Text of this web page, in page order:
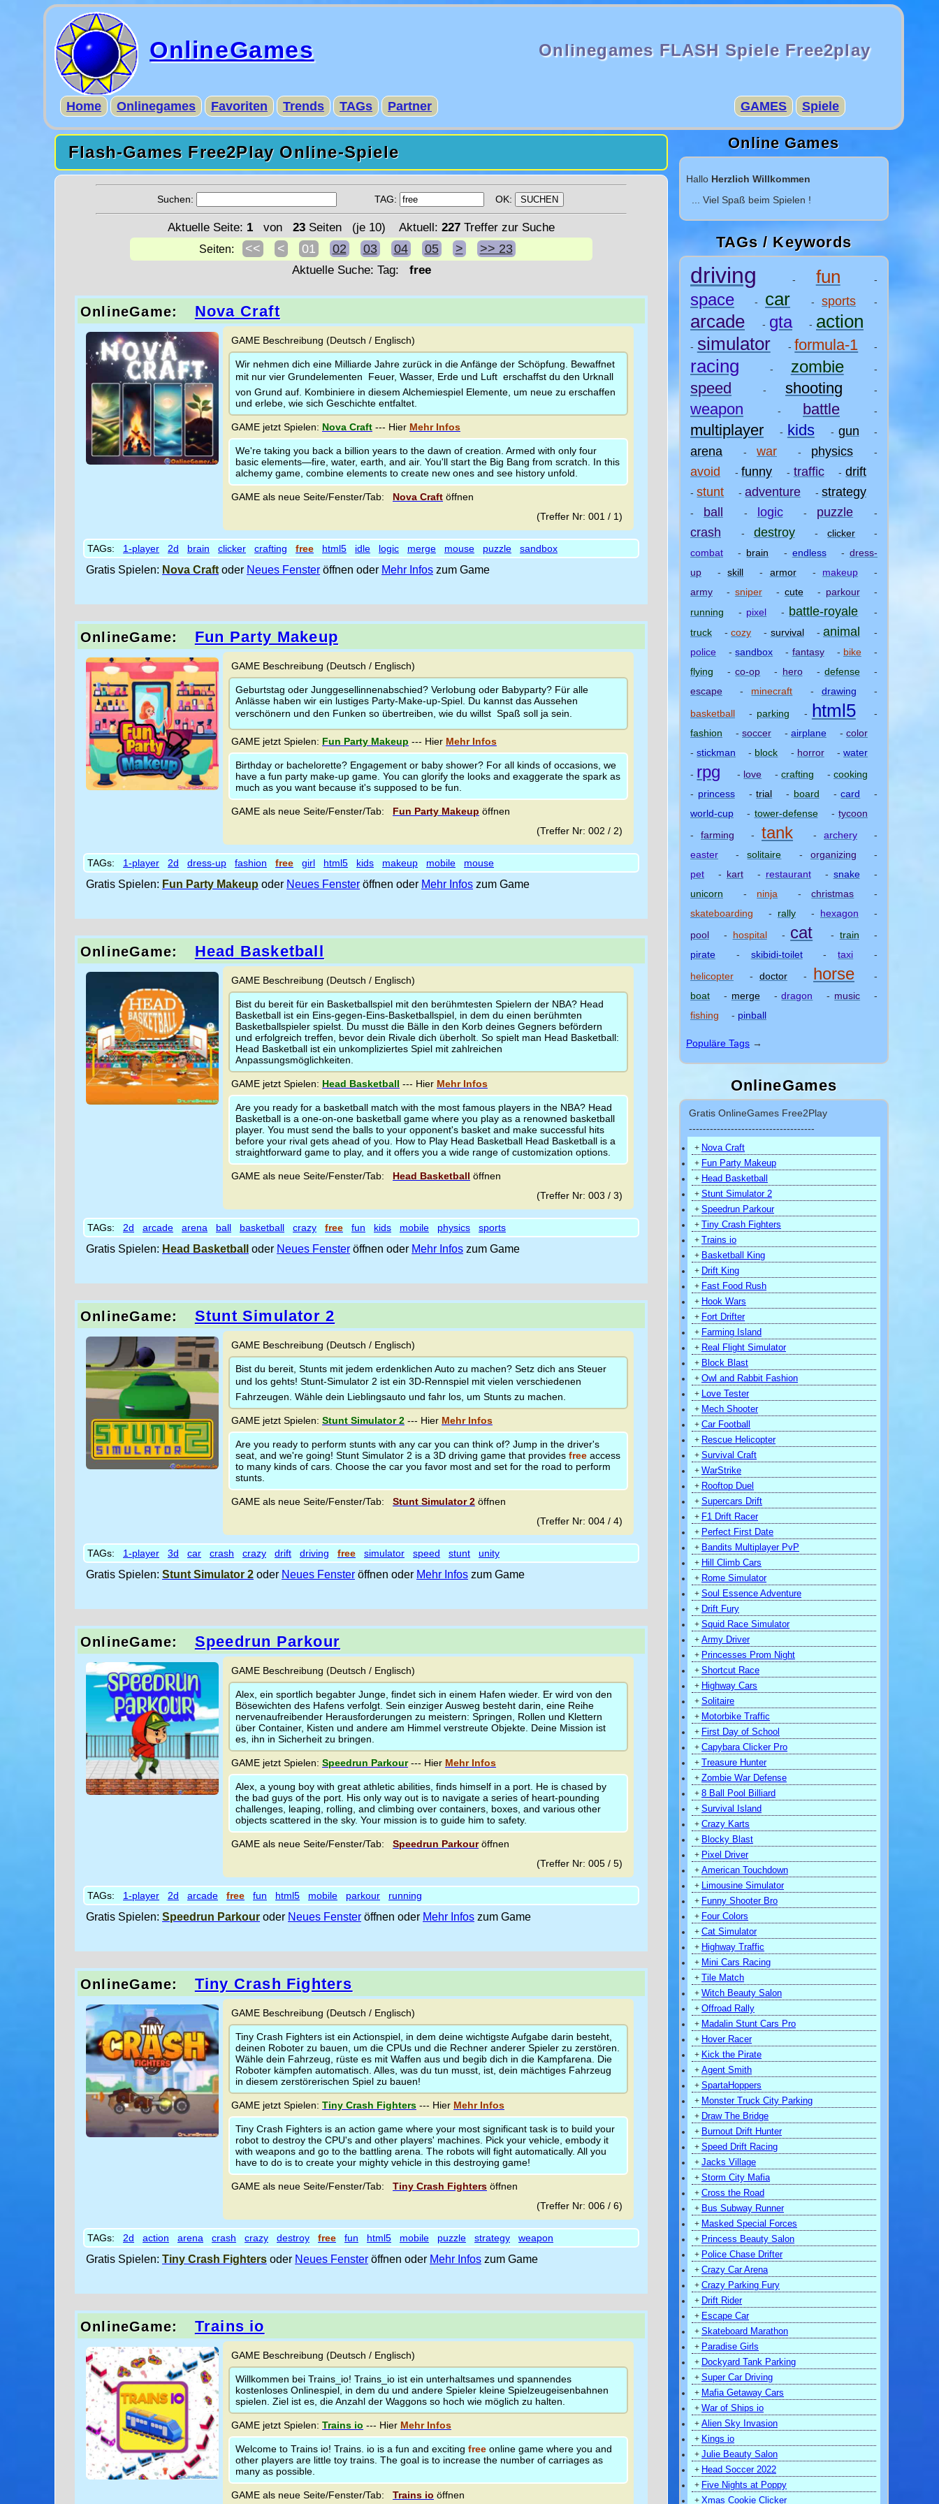
OnlineGames Onlinegames FLASH Spiele Free2play
Home Onlinegames Favoriten Trends TAGs Partner Spiele
GAMES
Flash-Games Free2Play Online-Spiele
Suchen: TAG: OK:
Aktuelle Seite: 1 von 23 Seiten (je 10) Aktuell: 227 Treffer zur Suche
Seiten: << < 01 02 03 04 05 > >> 23
Aktuelle Suche: Tag: free
OnlineGame: Nova Craft
GAME Beschreibung (Deutsch / Englisch)
Wir nehmen dich eine Milliarde Jahre zurück in die Anfänge der Schöpfung. Bewaffnet
mit nur vier Grundelementen  Feuer, Wasser, Erde und Luft  erschaffst du den Urknall
von Grund auf. Kombiniere in diesem Alchemiespiel Elemente, um neue zu erschaffen
und erlebe, wie sich Geschichte entfaltet.
GAME jetzt Spielen: Nova Craft --- Hier Mehr Infos
We're taking you back a billion years to the dawn of creation. Armed with only four
basic elements—fire, water, earth, and air. You'll start the Big Bang from scratch. In this
alchemy game, combine elements to create new ones and see history unfold.
GAME als neue Seite/Fenster/Tab: Nova Craft öffnen
(Treffer Nr: 001 / 1)
TAGs: 1-player 2d brain clicker crafting free html5 idle logic merge mouse puzzle sandbox
Gratis Spielen: Nova Craft oder Neues Fenster öffnen oder Mehr Infos zum Game
OnlineGame: Fun Party Makeup
GAME Beschreibung (Deutsch / Englisch)
Geburtstag oder Junggesellinnenabschied? Verlobung oder Babyparty? Für alle
Anlässe haben wir ein lustiges Party-Make-up-Spiel. Du kannst das Aussehen
verschönern und den Funken so übertreiben, wie du willst  Spaß soll ja sein.
GAME jetzt Spielen: Fun Party Makeup --- Hier Mehr Infos
Birthday or bachelorette? Engagement or baby shower? For all kinds of occasions, we
have a fun party make-up game. You can glorify the looks and exaggerate the spark as
much as you want because it's supposed to be fun.
GAME als neue Seite/Fenster/Tab: Fun Party Makeup öffnen
(Treffer Nr: 002 / 2)
TAGs: 1-player 2d dress-up fashion free girl html5 kids makeup mobile mouse
Gratis Spielen: Fun Party Makeup oder Neues Fenster öffnen oder Mehr Infos zum Game
OnlineGame: Head Basketball
GAME Beschreibung (Deutsch / Englisch)
Bist du bereit für ein Basketballspiel mit den berühmtesten Spielern der NBA? Head
Basketball ist ein Eins-gegen-Eins-Basketballspiel, in dem du einen berühmten
Basketballspieler spielst. Du musst die Bälle in den Korb deines Gegners befördern
und erfolgreich treffen, bevor dein Rivale dich überholt. So spielt man Head Basketball:
Head Basketball ist ein unkompliziertes Spiel mit zahlreichen
Anpassungsmöglichkeiten.
GAME jetzt Spielen: Head Basketball --- Hier Mehr Infos
Are you ready for a basketball match with the most famous players in the NBA? Head
Basketball is a one-on-one basketball game where you play as a renowned basketball
player. You must send the balls to your opponent's basket and make successful hits
before your rival gets ahead of you. How to Play Head Basketball Head Basketball is a
straightforward game to play, and it offers you a wide range of customization options.
GAME als neue Seite/Fenster/Tab: Head Basketball öffnen
(Treffer Nr: 003 / 3)
TAGs: 2d arcade arena ball basketball crazy free fun kids mobile physics sports
Gratis Spielen: Head Basketball oder Neues Fenster öffnen oder Mehr Infos zum Game
OnlineGame: Stunt Simulator 2
GAME Beschreibung (Deutsch / Englisch)
Bist du bereit, Stunts mit jedem erdenklichen Auto zu machen? Setz dich ans Steuer
und los gehts! Stunt-Simulator 2 ist ein 3D-Rennspiel mit vielen verschiedenen
Fahrzeugen. Wähle dein Lieblingsauto und fahr los, um Stunts zu machen.
GAME jetzt Spielen: Stunt Simulator 2 --- Hier Mehr Infos
Are you ready to perform stunts with any car you can think of? Jump in the driver's
seat, and we're going! Stunt Simulator 2 is a 3D driving game that provides free access
to many kinds of cars. Choose the car you favor most and set for the road to perform
stunts.
GAME als neue Seite/Fenster/Tab: Stunt Simulator 2 öffnen
(Treffer Nr: 004 / 4)
TAGs: 1-player 3d car crash crazy drift driving free simulator speed stunt unity
Gratis Spielen: Stunt Simulator 2 oder Neues Fenster öffnen oder Mehr Infos zum Game
OnlineGame: Speedrun Parkour
GAME Beschreibung (Deutsch / Englisch)
Alex, ein sportlich begabter Junge, findet sich in einem Hafen wieder. Er wird von den
Bösewichten des Hafens verfolgt. Sein einziger Ausweg besteht darin, eine Reihe
nervenaufreibender Herausforderungen zu meistern: Springen, Rollen und Klettern
über Container, Kisten und andere am Himmel verstreute Objekte. Deine Mission ist
es, ihn in Sicherheit zu bringen.
GAME jetzt Spielen: Speedrun Parkour--- Hier Mehr Infos
Alex, a young boy with great athletic abilities, finds himself in a port. He is chased by
the bad guys of the port. His only way out is to navigate a series of heart-pounding
challenges, leaping, rolling, and climbing over containers, boxes, and various other
objects scattered in the sky. Your mission is to guide him to safety.
GAME als neue Seite/Fenster/Tab: Speedrun Parkouröffnen
(Treffer Nr: 005 / 5)
TAGs: 1-player 2d arcade free fun html5 mobile parkour running
Gratis Spielen: Speedrun Parkour oder Neues Fenster öffnen oder Mehr Infos zum Game
OnlineGame: Tiny Crash Fighters
GAME Beschreibung (Deutsch / Englisch)
Tiny Crash Fighters ist ein Actionspiel, in dem deine wichtigste Aufgabe darin besteht,
deinen Roboter zu bauen, um die CPUs und die Rechner anderer Spieler zu zerstören.
Wähle dein Fahrzeug, rüste es mit Waffen aus und begib dich in die Kampfarena. Die
Roboter kämpfen automatisch. Alles, was du tun musst, ist, dein mächtiges Fahrzeug
in diesem zerstörerischen Spiel zu bauen!
GAME jetzt Spielen: Tiny Crash Fighters --- Hier Mehr Infos
Tiny Crash Fighters is an action game where your most significant task is to build your
robot to destroy the CPU's and other players' machines. Pick your vehicle, embody it
with weapons and go to the battling arena. The robots will fight automatically. All you
have to do is to create your mighty vehicle in this destroying game!
GAME als neue Seite/Fenster/Tab: Tiny Crash Fighters öffnen
(Treffer Nr: 006 / 6)
TAGs: 2d action arena crash crazy destroy free fun html5 mobile puzzle strategy weapon
Gratis Spielen: Tiny Crash Fighters oder Neues Fenster öffnen oder Mehr Infos zum Game
OnlineGame: Trains io
GAME Beschreibung (Deutsch / Englisch)
Willkommen bei Trains_io! Trains_io ist ein unterhaltsames und spannendes
kostenloses Onlinespiel, in dem du und andere Spieler kleine Spielzeugeisenbahnen
spielen. Ziel ist es, die Anzahl der Waggons so hoch wie möglich zu halten.
GAME jetzt Spielen: Trains io --- Hier Mehr Infos
Welcome to Trains io! Trains. io is a fun and exciting free online game where you and
other players are little toy trains. The goal is to increase the number of carriages as
many as possible.
GAME als neue Seite/Fenster/Tab: Trains io öffnen
Online Games
Hallo Herzlich Willkommen
... Viel Spaß beim Spielen !
TAGs / Keywords
driving - fun -
space - car - sports -
arcade - gta - action
- simulator -formula-1 -
racing - zombie -
speed - shooting -
weapon - battle -
multiplayer - kids - gun -
arena - war - physics -
avoid -funny - traffic -drift
-stunt -adventure -strategy
- ball - logic - puzzle -
crash - destroy -clicker
-
combat
- brain - endless -dress-
up
-skill - armor - makeup
-
army
- sniper - cute - parkour
-
running
- pixel - battle-royale
-
truck
-cozy - survival - animal
-
police
-sandbox - fantasy - bike
-
flying
-co-op - hero - defense
-
escape
- minecraft - drawing
-
basketball
- parking - html5
-
fashion
- soccer - airplane - color
-stickman - block - horror -water
- rpg - love -crafting -cooking
- princess -trial - board -card
-
world-cup
- tower-defense - tycoon
- farming - tank - archery
-
easter
-solitaire - organizing
-
pet
- kart - restaurant - snake
-
unicorn
- ninja -christmas
-
skateboarding
- rally - hexagon
-
pool
- hospital - cat - train
-
pirate
- skibidi-toilet -taxi
-
helicopter
- doctor - horse
-
boat
- merge -dragon - music
-
fishing
- pinball
Populäre Tags →
OnlineGames
Gratis OnlineGames Free2Play
------------------------------------
+ Nova Craft
+ Fun Party Makeup
+ Head Basketball
+ Stunt Simulator 2
+ Speedrun Parkour
+ Tiny Crash Fighters
+ Trains io
+ Basketball King
+ Drift King
+ Fast Food Rush
+ Hook Wars
+ Fort Drifter
+ Farming Island
+ Real Flight Simulator
+ Block Blast
+ Owl and Rabbit Fashion
+ Love Tester
+ Mech Shooter
+ Car Football
+ Rescue Helicopter
+ Survival Craft
+ WarStrike
+ Rooftop Duel
+ Supercars Drift
+ F1 Drift Racer
+ Perfect First Date
+ Bandits Multiplayer PvP
+ Hill Climb Cars
+ Rome Simulator
+ Soul Essence Adventure
+ Drift Fury
+ Squid Race Simulator
+ Army Driver
+ Princesses Prom Night
+ Shortcut Race
+ Highway Cars
+ Solitaire
+ Motorbike Traffic
+ First Day of School
+ Capybara Clicker Pro
+ Treasure Hunter
+ Zombie War Defense
+ 8 Ball Pool Billiard
+ Survival Island
+ Crazy Karts
+ Blocky Blast
+ Pixel Driver
+ American Touchdown
+ Limousine Simulator
+ Funny Shooter Bro
+ Four Colors
+ Cat Simulator
+ Highway Traffic
+ Mini Cars Racing
+ Tile Match
+ Witch Beauty Salon
+ Offroad Rally
+ Madalin Stunt Cars Pro
+ Hover Racer
+ Kick the Pirate
+ Agent Smith
+ SpartaHoppers
+ Monster Truck City Parking
+ Draw The Bridge
+ Burnout Drift Hunter
+ Speed Drift Racing
+ Jacks Village
+ Storm City Mafia
+ Cross the Road
+ Bus Subway Runner
+ Masked Special Forces
+ Princess Beauty Salon
+ Police Chase Drifter
+ Crazy Car Arena
+ Crazy Parking Fury
+ Drift Rider
+ Escape Car
+ Skateboard Marathon
+ Paradise Girls
+ Dockyard Tank Parking
+ Super Car Driving
+ Mafia Getaway Cars
+ War of Ships io
+ Alien Sky Invasion
+ Kings io
+ Julie Beauty Salon
+ Head Soccer 2022
+ Five Nights at Poppy
+ Xmas Cookie Clicker